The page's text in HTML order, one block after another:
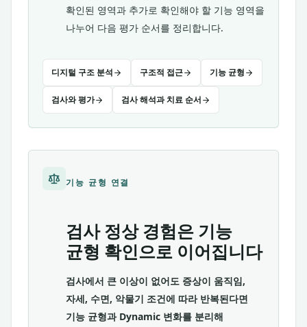
확인된 영역과 추가로 확인해야 할 기능 영역을
나누어 다음 평가 순서를 정리합니다.
디지털 구조 분석 구조적 접근 기능 균형
검사와 평가 검사 해석과 치료 순서
기능 균형 연결
검사 정상 경험은 기능
균형 확인으로 이어집니다
검사에서 큰 이상이 없어도 증상이 움직임,
자세, 수면, 악물기 조건에 따라 반복된다면
기능 균형과 Dynamic 변화를 분리해